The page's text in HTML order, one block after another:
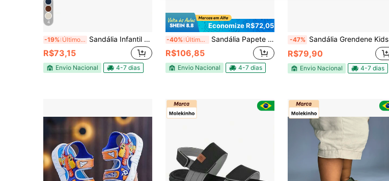
4
-19% Últimos 2 dias Sandália Infantil Menino Molekinho Original 2140753
R$73,15
Envio Nacional 4-7 dias
Economize R$72,05
-40% Últimos 2 dias Sandália Papete Klin Anatômica e Confortável Com Duplo - Cinza
R$106,85
Envio Nacional 4-7 dias
-47% Sandália Grendene Kids Fast Car 23294 Com Carrinho Infantil
R$79,90
Envio Nacional 4-7 dias